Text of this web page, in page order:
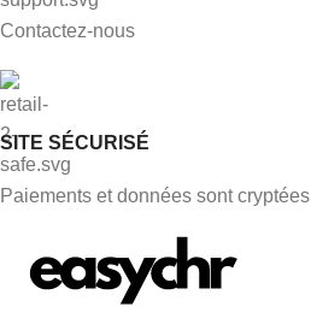
Contactez-nous
SITE SÉCURISÉ
Paiements et données sont cryptées